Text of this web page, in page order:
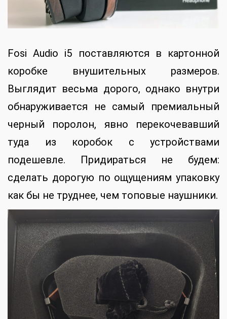
Fosi Audio i5 поставляются в картонной
коробке внушительных размеров.
Выглядит весьма дорого, однако внутри
обнаруживается не самый премиальный
черный поролон, явно перекочевавший
туда из коробок с устройствами
подешевле. Придираться не будем:
сделать дорогую по ощущениям упаковку
как бы не труднее, чем топовые наушники.